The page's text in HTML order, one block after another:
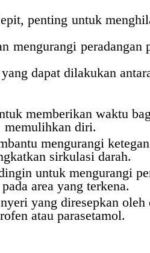
penting untuk
mengurangi peradangan
dapat dilakukan
memberikan waktu
memulihkan diri.
mengurangi
sirkulasi darah.
untuk mengurangi
area yang terkena.
yang diresepkan oleh
atau parasetamol.